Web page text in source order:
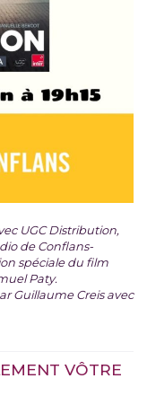
UGC Distribution,
de Conflans-
spéciale du film
Paty.
Guillaume Creis avec
VÔTRE